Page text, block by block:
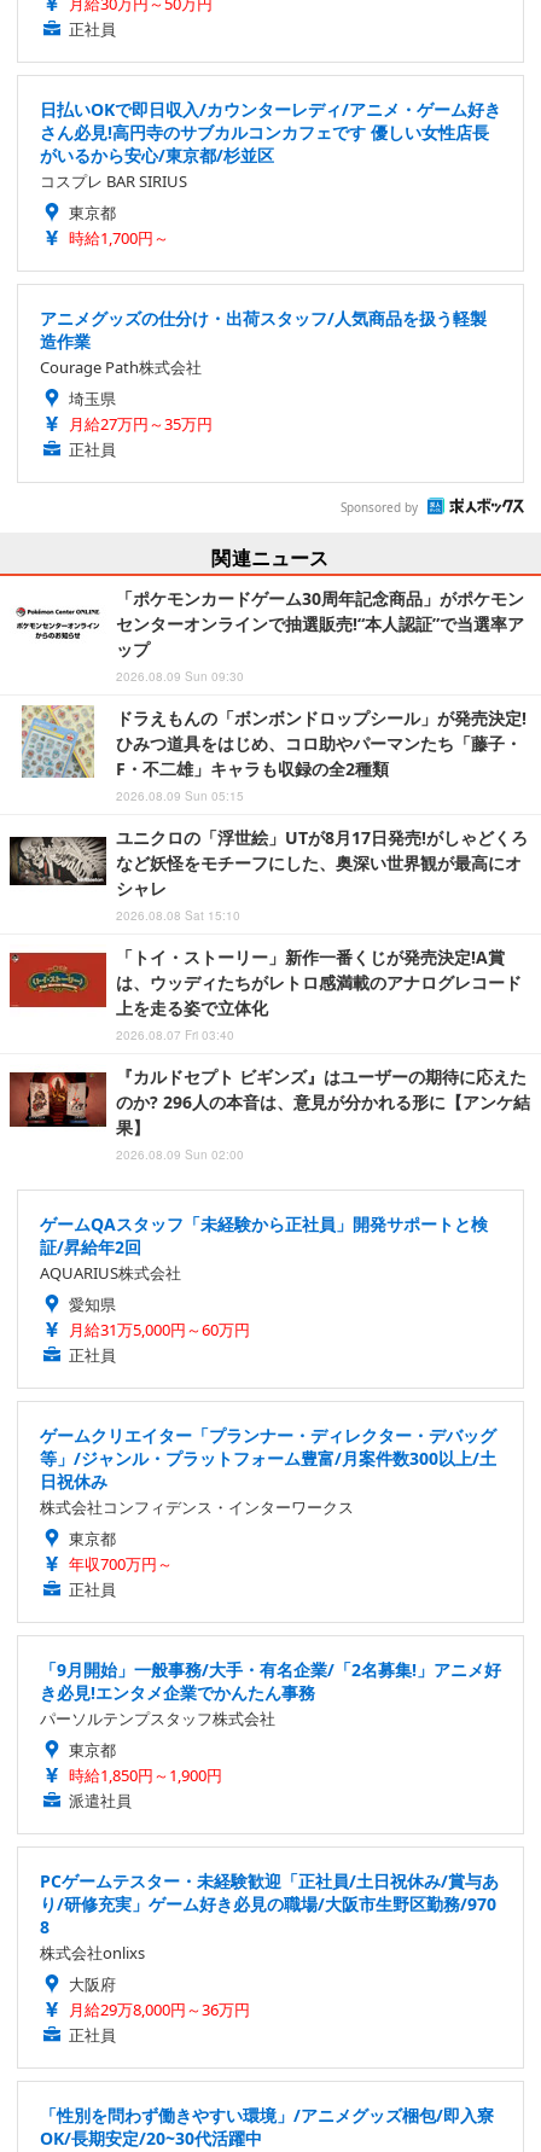
正社員
日払いOKで即日収入/カウンターレディ/アニメ・ゲーム好き
さん必見!高円寺のサブカルコンカフェです 優しい女性店長
がいるから安心/東京都/杉並区
コスプレ BAR SIRIUS
東京都
時給1,700円～
アニメグッズの仕分け・出荷スタッフ/人気商品を扱う軽製
造作業
Courage Path株式会社
埼玉県
月給27万円～35万円
正社員
Sponsored by
関連ニュース
「ポケモンカードゲーム30周年記念商品」がポケモン
センターオンラインで抽選販売!“本人認証”で当選率ア
ップ
2026.08.09 Sun 09:30
ドラえもんの「ボンボンドロップシール」が発売決定!
ひみつ道具をはじめ、コロ助やパーマンたち「藤子・
F・不二雄」キャラも収録の全2種類
2026.08.09 Sun 05:15
ユニクロの「浮世絵」UTが8月17日発売!がしゃどくろ
など妖怪をモチーフにした、奥深い世界観が最高にオ
シャレ
2026.08.08 Sat 15:10
「トイ・ストーリー」新作一番くじが発売決定!A賞
は、ウッディたちがレトロ感満載のアナログレコード
上を走る姿で立体化
2026.08.07 Fri 03:40
『カルドセプト ビギンズ』はユーザーの期待に応えた
のか? 296人の本音は、意見が分かれる形に【アンケ結
果】
2026.08.09 Sun 02:00
ゲームQAスタッフ「未経験から正社員」開発サポートと検
証/昇給年2回
AQUARIUS株式会社
愛知県
月給31万5,000円～60万円
正社員
ゲームクリエイター「プランナー・ディレクター・デバッグ
等」/ジャンル・プラットフォーム豊富/月案件数300以上/土
日祝休み
株式会社コンフィデンス・インターワークス
東京都
年収700万円～
正社員
「9月開始」一般事務/大手・有名企業/「2名募集!」アニメ好
き必見!エンタメ企業でかんたん事務
パーソルテンプスタッフ株式会社
東京都
時給1,850円～1,900円
派遣社員
PCゲームテスター・未経験歓迎「正社員/土日祝休み/賞与あ
り/研修充実」ゲーム好き必見の職場/大阪市生野区勤務/970
8
株式会社onlixs
大阪府
月給29万8,000円～36万円
正社員
「性別を問わず働きやすい環境」/アニメグッズ梱包/即入寮
OK/長期安定/20~30代活躍中